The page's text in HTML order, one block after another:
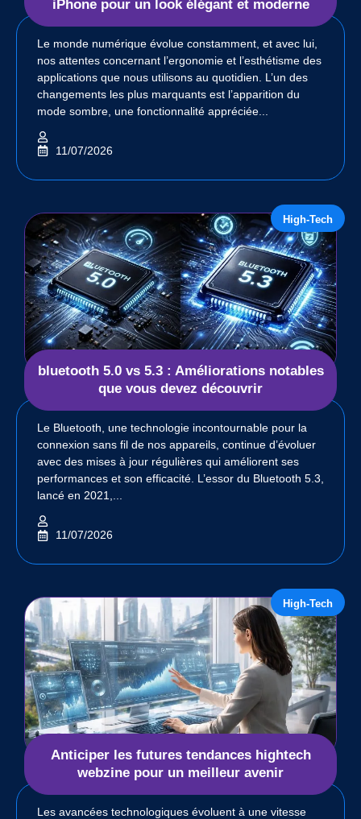
iPhone pour un look élégant et moderne
Le monde numérique évolue constamment, et avec lui,
nos attentes concernant l’ergonomie et l’esthétisme des
applications que nous utilisons au quotidien. L’un des
changements les plus marquants est l’apparition du
mode sombre, une fonctionnalité appréciée...
11/07/2026
High-Tech
bluetooth 5.0 vs 5.3 : Améliorations notables
que vous devez découvrir
Le Bluetooth, une technologie incontournable pour la
connexion sans fil de nos appareils, continue d’évoluer
avec des mises à jour régulières qui améliorent ses
performances et son efficacité. L’essor du Bluetooth 5.3,
lancé en 2021,...
11/07/2026
High-Tech
Anticiper les futures tendances hightech
webzine pour un meilleur avenir
Les avancées technologiques évoluent à une vitesse